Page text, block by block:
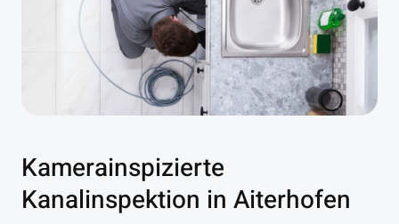
Kamerainspizierte
Kanalinspektion in Aiterhofen